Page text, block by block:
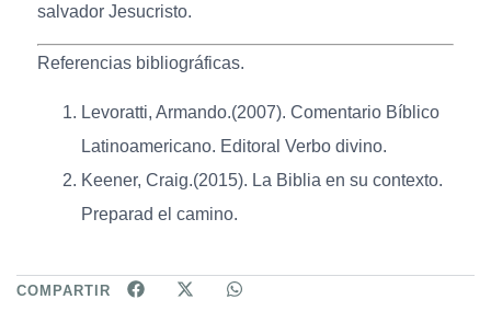
salvador Jesucristo.
Referencias bibliográficas.
Levoratti, Armando.(2007). Comentario Bíblico
Latinoamericano. Editoral Verbo divino.
Keener, Craig.(2015). La Biblia en su contexto.
Preparad el camino.
COMPARTIR